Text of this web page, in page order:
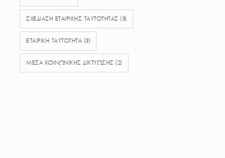
ΣΧΕΔΊΑΣΗ ΕΤΑΙΡΙΚΉΣ ΤΑΥΤΌΤΗΤΑΣ (3)
ΕΤΑΙΡΙΚΉ ΤΑΥΤΌΤΗΤΑ(3)
ΜΈΣΑ ΚΟΙΝΩΝΙΚΉΣ ΔΙΚΤΎΩΣΗΣ (2)